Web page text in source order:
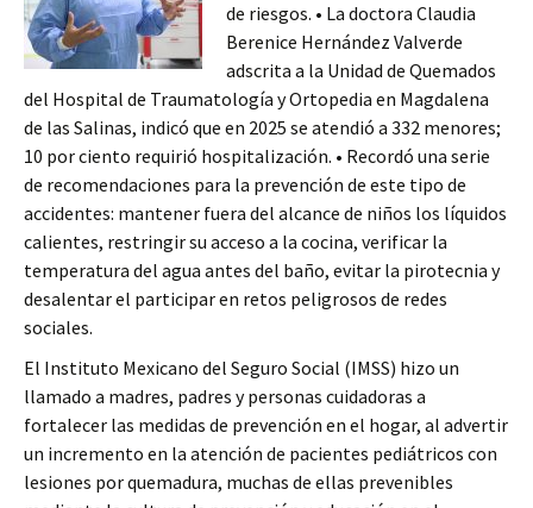
de riesgos. • La doctora Claudia
Berenice Hernández Valverde
adscrita a la Unidad de Quemados
del Hospital de Traumatología y Ortopedia en Magdalena
de las Salinas, indicó que en 2025 se atendió a 332 menores;
10 por ciento requirió hospitalización. • Recordó una serie
de recomendaciones para la prevención de este tipo de
accidentes: mantener fuera del alcance de niños los líquidos
calientes, restringir su acceso a la cocina, verificar la
temperatura del agua antes del baño, evitar la pirotecnia y
desalentar el participar en retos peligrosos de redes
sociales.
El Instituto Mexicano del Seguro Social (IMSS) hizo un
llamado a madres, padres y personas cuidadoras a
fortalecer las medidas de prevención en el hogar, al advertir
un incremento en la atención de pacientes pediátricos con
lesiones por quemadura, muchas de ellas prevenibles